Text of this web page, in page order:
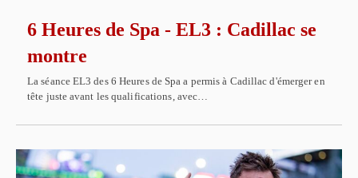
6 Heures de Spa - EL3 : Cadillac se
montre
La séance EL3 des 6 Heures de Spa a permis à Cadillac d'émerger en
tête juste avant les qualifications, avec…